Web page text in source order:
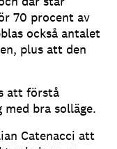
70 procent av
också antalet
plus att den
att förstå
bra solläge.
Catenacci att